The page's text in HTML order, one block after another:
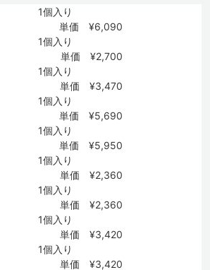
1個入り
単価 ¥6,090
1個入り
単価 ¥2,700
1個入り
単価 ¥3,470
1個入り
単価 ¥5,690
1個入り
単価 ¥5,950
1個入り
単価 ¥2,360
1個入り
単価 ¥2,360
1個入り
単価 ¥3,420
1個入り
単価 ¥3,420